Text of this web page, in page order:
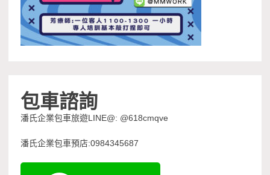
包車諮詢
潘氏企業包車旅遊LINE@: @618cmqve
潘氏企業包車預店:0984345687